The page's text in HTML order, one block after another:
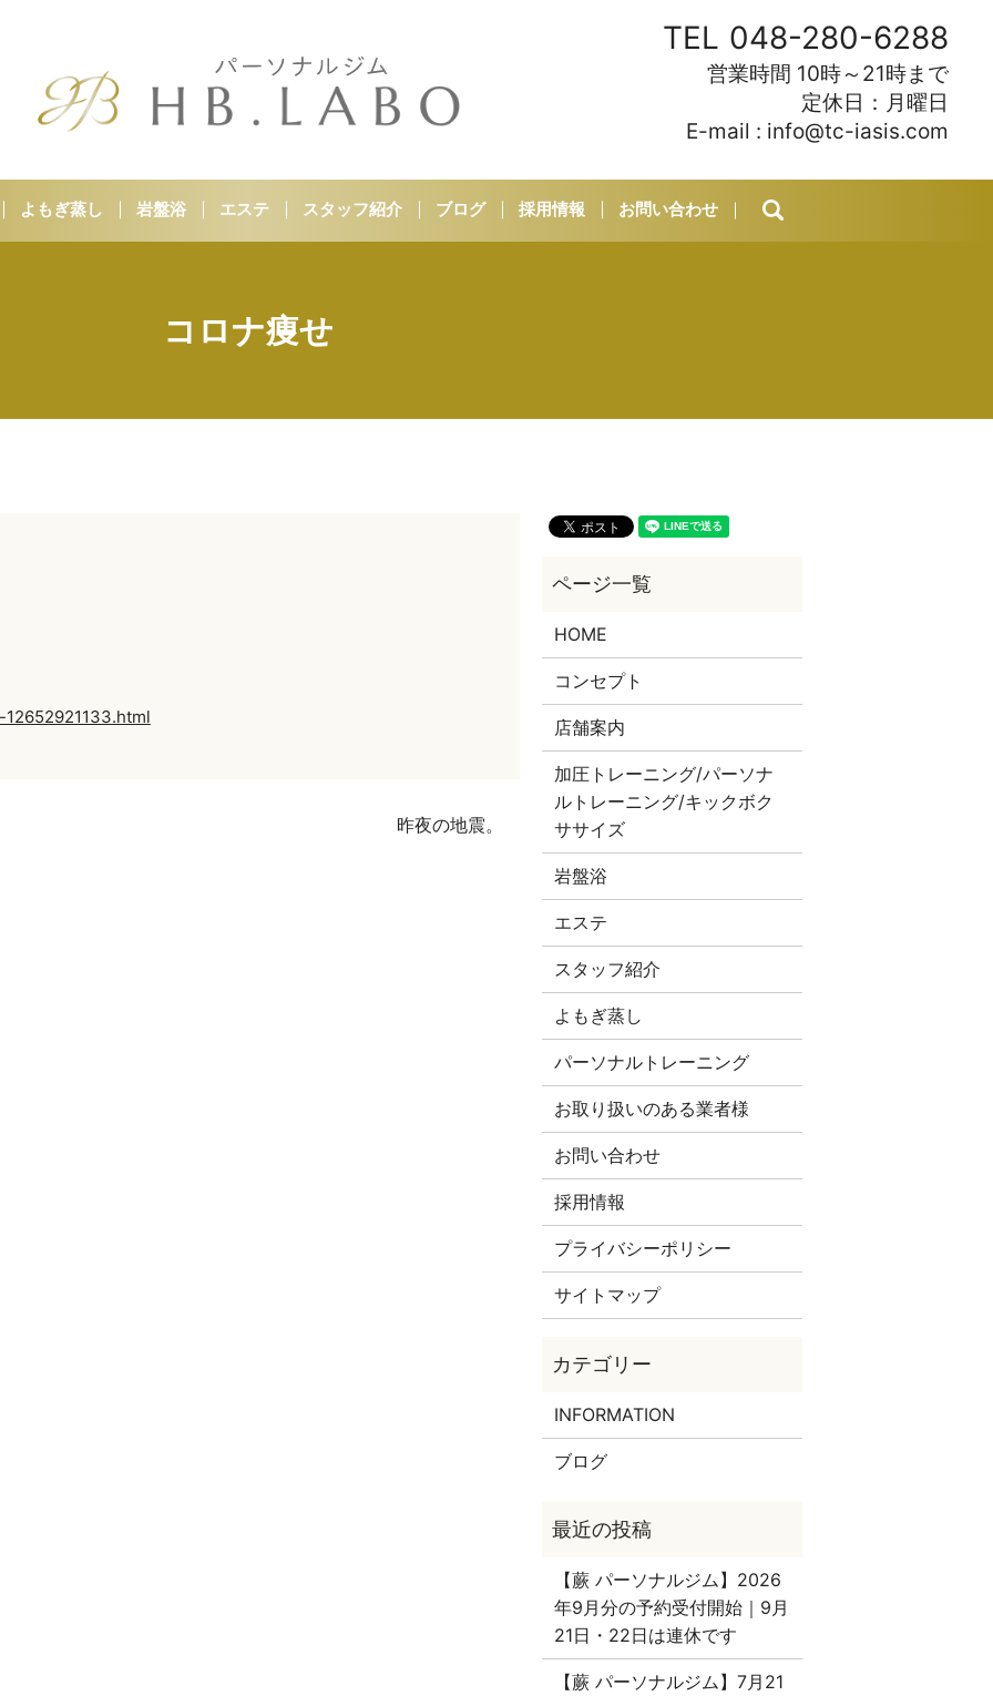
よもぎ蒸し 岩盤浴 エステ スタッフ紹介 ブログ 採用情報 お問い合わせ search
TEL 048-280-6288
営業時間 10時～21時まで
定休日：月曜日
E-mail : info@tc-iasis.com
コロナ痩せ
昨夜の地震。
HOME
コンセプト
店舗案内
加圧トレーニング/パーソナ
ルトレーニング/キックボク
ササイズ
岩盤浴
エステ
スタッフ紹介
よもぎ蒸し
パーソナルトレーニング
お取り扱いのある業者様
お問い合わせ
採用情報
プライバシーポリシー
サイトマップ
INFORMATION
ブログ
【蕨 パーソナルジム】2026
年9月分の予約受付開始｜9月
21日・22日は連休です
【蕨 パーソナルジム】7月21